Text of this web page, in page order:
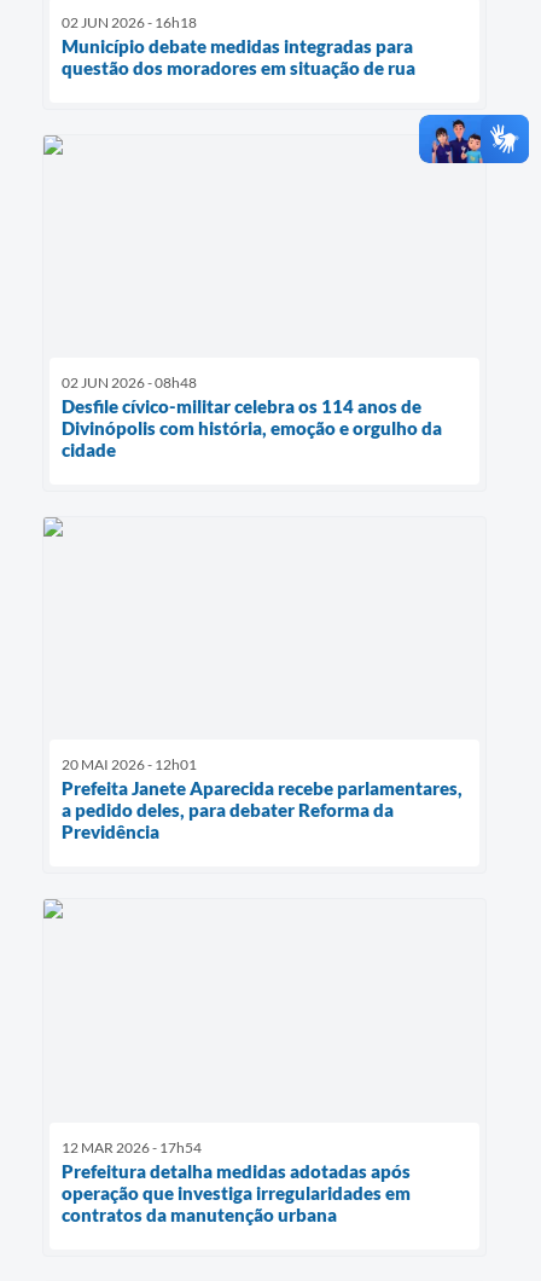
02 JUN 2026 - 16h18
Município debate medidas integradas para
questão dos moradores em situação de rua
02 JUN 2026 - 08h48
Desfile cívico-militar celebra os 114 anos de
Divinópolis com história, emoção e orgulho da
cidade
20 MAI 2026 - 12h01
Prefeita Janete Aparecida recebe parlamentares,
a pedido deles, para debater Reforma da
Previdência
12 MAR 2026 - 17h54
Prefeitura detalha medidas adotadas após
operação que investiga irregularidades em
contratos da manutenção urbana